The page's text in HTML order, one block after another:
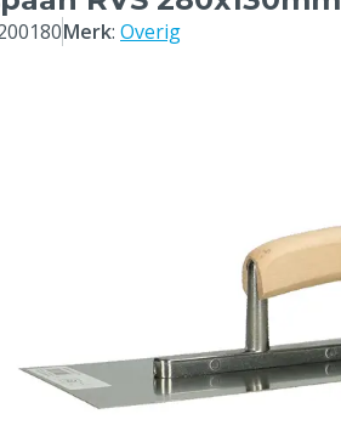
Merk: Overig